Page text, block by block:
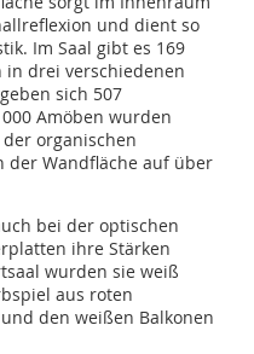
und dient so
Im Saal gibt es 169
in drei verschiedenen
sich 507
Amöben wurden
organischen
der Wandfläche auf über
bei der optischen
ihre Stärken
wurden sie weiß
aus roten
den weißen Balkonen